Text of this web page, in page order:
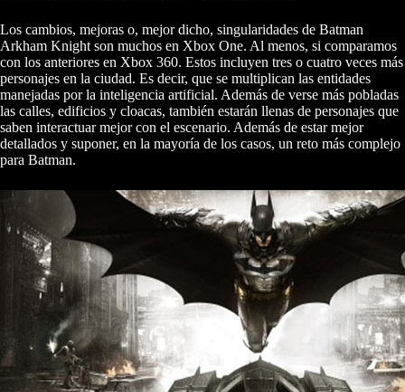
Los cambios, mejoras o, mejor dicho, singularidades de Batman
Arkham Knight son muchos en Xbox One. Al menos, si comparamos
con los anteriores en Xbox 360. Estos incluyen tres o cuatro veces más
personajes en la ciudad. Es decir, que se multiplican las entidades
manejadas por la inteligencia artificial. Además de verse más pobladas
las calles, edificios y cloacas, también estarán llenas de personajes que
saben interactuar mejor con el escenario. Además de estar mejor
detallados y suponer, en la mayoría de los casos, un reto más complejo
para Batman.